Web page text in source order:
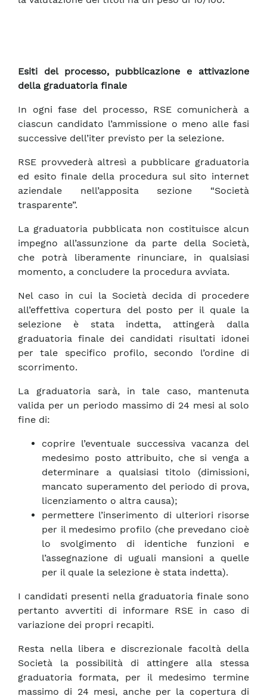
Esiti del processo, pubblicazione e attivazione
della graduatoria finale
In ogni fase del processo, RSE comunicherà a
ciascun candidato l’ammissione o meno alle fasi
successive dell’iter previsto per la selezione.
RSE provvederà altresì a pubblicare graduatoria
ed esito finale della procedura sul sito internet
aziendale nell’apposita sezione “Società
trasparente”.
La graduatoria pubblicata non costituisce alcun
impegno all’assunzione da parte della Società,
che potrà liberamente rinunciare, in qualsiasi
momento, a concludere la procedura avviata.
Nel caso in cui la Società decida di procedere
all’effettiva copertura del posto per il quale la
selezione è stata indetta, attingerà dalla
graduatoria finale dei candidati risultati idonei
per tale specifico profilo, secondo l’ordine di
scorrimento.
La graduatoria sarà, in tale caso, mantenuta
valida per un periodo massimo di 24 mesi al solo
fine di:
coprire l’eventuale successiva vacanza del
medesimo posto attribuito, che si venga a
determinare a qualsiasi titolo (dimissioni,
mancato superamento del periodo di prova,
licenziamento o altra causa);
permettere l’inserimento di ulteriori risorse
per il medesimo profilo (che prevedano cioè
lo svolgimento di identiche funzioni e
l’assegnazione di uguali mansioni a quelle
per il quale la selezione è stata indetta).
I candidati presenti nella graduatoria finale sono
pertanto avvertiti di informare RSE in caso di
variazione dei propri recapiti.
Resta nella libera e discrezionale facoltà della
Società la possibilità di attingere alla stessa
graduatoria formata, per il medesimo termine
massimo di 24 mesi, anche per la copertura di